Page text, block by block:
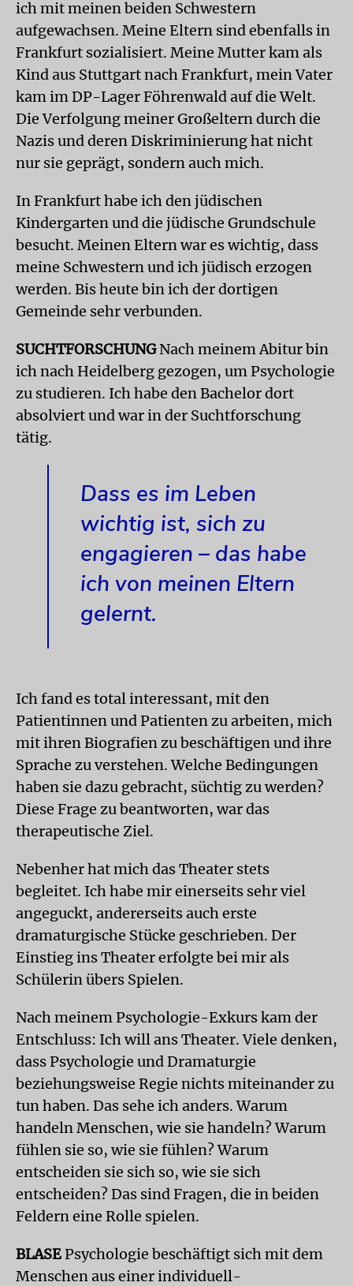
ich mit meinen beiden Schwestern
aufgewachsen. Meine Eltern sind ebenfalls in
Frankfurt sozialisiert. Meine Mutter kam als
Kind aus Stuttgart nach Frankfurt, mein Vater
kam im DP-Lager Föhrenwald auf die Welt.
Die Verfolgung meiner Großeltern durch die
Nazis und deren Diskriminierung hat nicht
nur sie geprägt, sondern auch mich.
In Frankfurt habe ich den jüdischen
Kindergarten und die jüdische Grundschule
besucht. Meinen Eltern war es wichtig, dass
meine Schwestern und ich jüdisch erzogen
werden. Bis heute bin ich der dortigen
Gemeinde sehr verbunden.
SUCHTFORSCHUNGNach meinem Abitur bin
ich nach Heidelberg gezogen, um Psychologie
zu studieren. Ich habe den Bachelor dort
absolviert und war in der Suchtforschung
tätig.
Dass es im Leben
wichtig ist, sich zu
engagieren – das habe
ich von meinen Eltern
gelernt.
Ich fand es total interessant, mit den
Patientinnen und Patienten zu arbeiten, mich
mit ihren Biografien zu beschäftigen und ihre
Sprache zu verstehen. Welche Bedingungen
haben sie dazu gebracht, süchtig zu werden?
Diese Frage zu beantworten, war das
therapeutische Ziel.
Nebenher hat mich das Theater stets
begleitet. Ich habe mir einerseits sehr viel
angeguckt, andererseits auch erste
dramaturgische Stücke geschrieben. Der
Einstieg ins Theater erfolgte bei mir als
Schülerin übers Spielen.
Nach meinem Psychologie-Exkurs kam der
Entschluss: Ich will ans Theater. Viele denken,
dass Psychologie und Dramaturgie
beziehungsweise Regie nichts miteinander zu
tun haben. Das sehe ich anders. Warum
handeln Menschen, wie sie handeln? Warum
fühlen sie so, wie sie fühlen? Warum
entscheiden sie sich so, wie sie sich
entscheiden? Das sind Fragen, die in beiden
Feldern eine Rolle spielen.
BLASE Psychologie beschäftigt sich mit dem
Menschen aus einer individuell-